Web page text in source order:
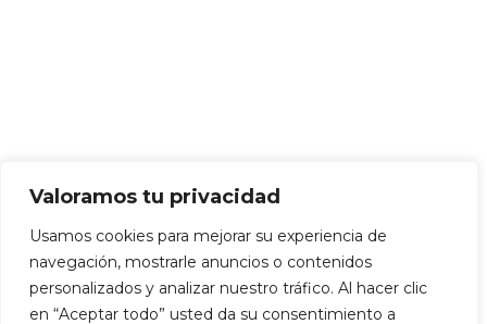
Valoramos tu privacidad
Usamos cookies para mejorar su experiencia de
navegación, mostrarle anuncios o contenidos
personalizados y analizar nuestro tráfico. Al hacer clic
en “Aceptar todo” usted da su consentimiento a